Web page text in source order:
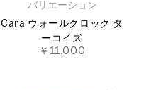
バリエーション
Cara ウォールクロック タ
ーコイズ
￥11,000